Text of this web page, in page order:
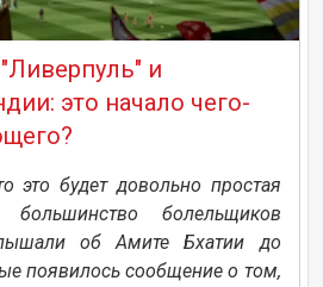
и
это начало чего-
это будет довольно простая
большинство болельщиков
об Амите Бхатии до
появилось сообщение о том,